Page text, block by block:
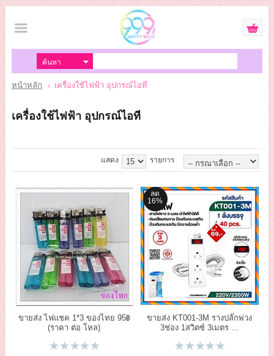
เข้าสู่ระบบ สมัครสมาชิก
สินค้าที่สนใจ( 0 )
หน้าหลัก
ขั้นตอนการสั่งซื้อ
ติดต่อเรา
ยอดไม่ถึง20000บาท (ซื้อที่หน้าร้านนะ
คะ)
หน้าหลัก เครื่องใช้ไฟฟ้า อุปกรณ์ไอที
เครื่องใช้ไฟฟ้า อุปกรณ์ไอที
แสดง รายการ
ขายส่ง ไฟแชค 1*3 ของไทย 95฿
(ราคา ต่อ โหล)
ลด
16%
ขายส่ง KT001-3M รางปลั๊กพ่วง
3ช่อง 1สวิตซ์ 3เมตร ...